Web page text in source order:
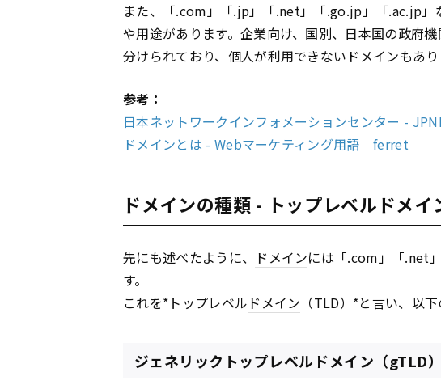
また、「.com」「.jp」「.net」「.go.jp」「.ac.jp」
や用途があります。企業向け、国別、日本国の政府
分けられており、個人が利用できない ドメインもあり
参考：
日本ネットワークインフォメーションセンター -
ドメインとは - Webマーケティング用語｜ferret
ドメインの種類 - トップレベルドメ
先にも述べたように、 ドメインには「.com」「.net
す。
これを*トップレベル ドメイン （TLD）*と言い、以
ジェネリックトップレベルドメイン（gTLD）